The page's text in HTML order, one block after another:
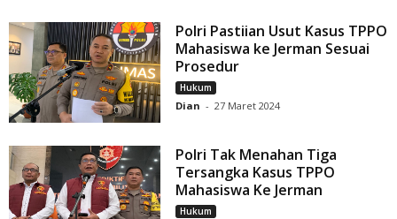
Polri Pastiian Usut Kasus TPPO
Mahasiswa ke Jerman Sesuai
Prosedur
Hukum
Dian - 27 Maret 2024
Polri Tak Menahan Tiga
Tersangka Kasus TPPO
Mahasiswa Ke Jerman
Hukum